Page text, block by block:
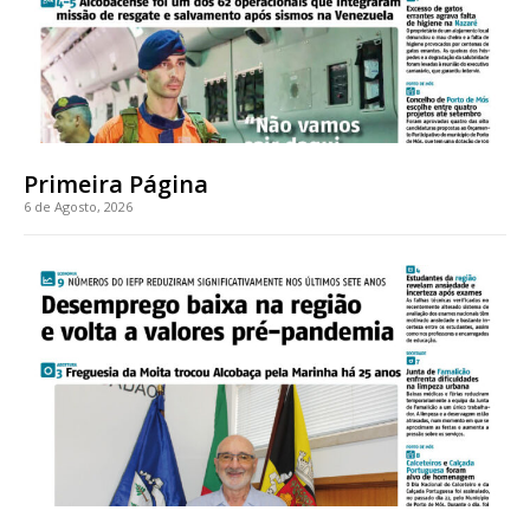
Planos de Assinatura
Faça-se assinante do Região de Cister e ajude-nos a manter este serviço
Sendo assinante terá acesso a todos os conteúdos exclusivos e versões
digitais.
Escolha o plano de assinatura desejado:
Primeira Página
6 de Agosto, 2026